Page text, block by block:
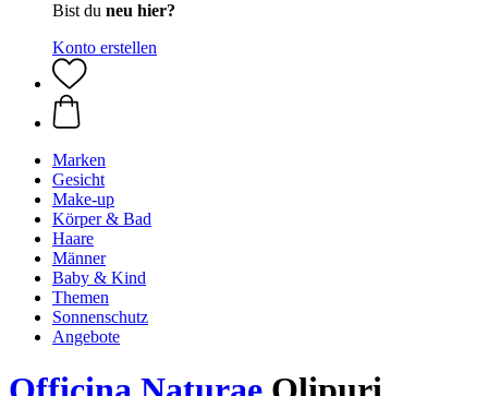
Bist du neu hier?
Konto erstellen
Marken
Gesicht
Make-up
Körper & Bad
Haare
Männer
Baby & Kind
Themen
Sonnenschutz
Angebote